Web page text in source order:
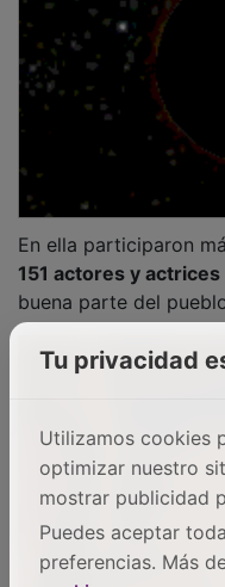
La experiencia se
artesanales
, caldo,
dispositivo de
voluntarios de
la provincia. Desde
distintas ocasiones el
personas que hacen
su crecimiento
Tu privacidad
Utilizamos cookies
optimizar nuestro
mostrar publicidad
Puedes aceptar
preferencias. Más